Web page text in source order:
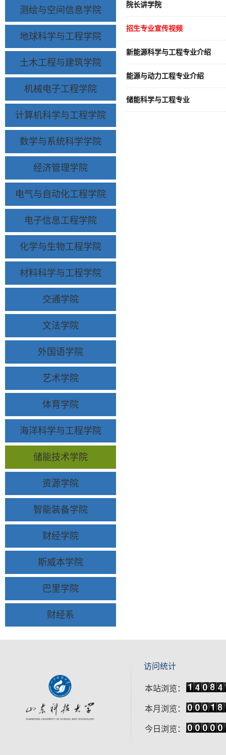
测绘与空间信息学院
地球科学与工程学院
土木工程与建筑学院
机械电子工程学院
计算机科学与工程学院
数学与系统科学学院
经济管理学院
电气与自动化工程学院
电子信息工程学院
化学与生物工程学院
材料科学与工程学院
交通学院
文法学院
外国语学院
艺术学院
体育学院
海洋科学与工程学院
储能技术学院
资源学院
智能装备学院
财经学院
斯威本学院
巴里学院
财经系
院长讲学院
招生专业宣传视频
新能源科学与工程专业介绍
能源与动力工程专业介绍
储能科学与工程专业
访问统计
本站浏览：
本月浏览：
今日浏览：